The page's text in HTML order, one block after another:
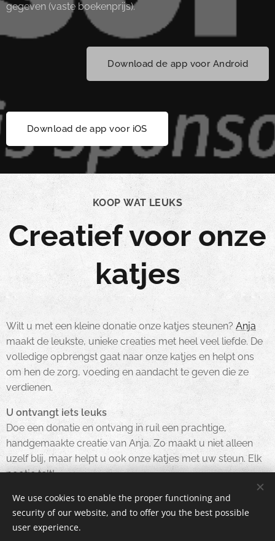
gegeven (vaste boekenprijs).
Download de app voor Android
Download de app voor iOS
KOOP WAT LEUKS
Creatief voor onze
katjes
Wilt u met een kleine donatie onze katjes steunen? Anja
maakt de leukste, unieke creaties met heel veel liefde. De
volledige opbrengst gaat naar onze katjes en helpt ons
om hen de zorg, voeding en aandacht te geven die ze
verdienen.
U ontvangt iets leuks
Doe een donatie en ontvang in ruil een prachtige,
handgemaakte creatie van Anja. Zo maakt u niet alleen
uzelf blij, maar helpt u ook onze katjes met uw steun. Elk
pootje telt!
We use cookies to enable the proper functioning and
security of our website, and to offer you the best possible
user experience.